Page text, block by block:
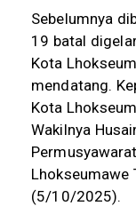
Sebelumnya
19 batal
Kota
mendatang.
Kota
Wakilnya
Lhokseumawe
(5/10/2025).